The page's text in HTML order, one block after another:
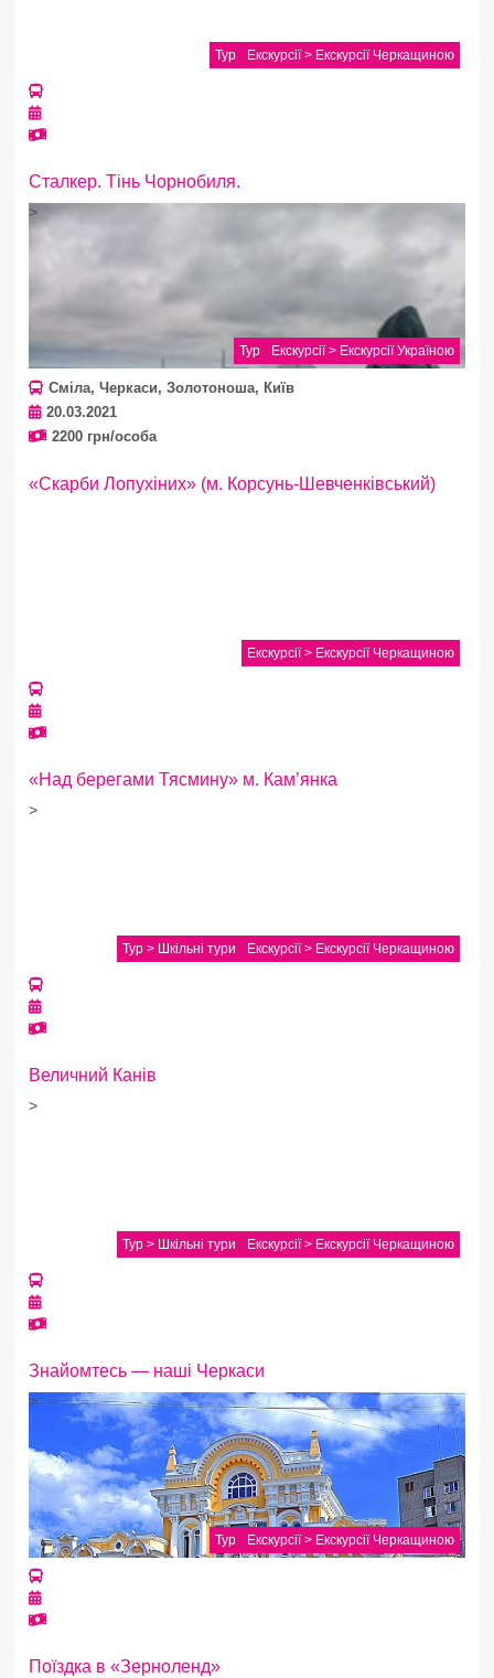
Екскурсії > Екскурсії Черкащиною
Тур
Сталкер. Тінь Чорнобиля.
Екскурсії > Екскурсії Україною
>
Тур
Сміла, Черкаси, Золотоноша, Київ
20.03.2021
2200 грн/особа
«Скарби Лопухіних» (м. Корсунь-Шевченківський)
Екскурсії > Екскурсії Черкащиною
«Над берегами Тясмину» м. Кам’янка
Екскурсії > Екскурсії Черкащиною
>
Тур > Шкільні тури
Величний Канів
Екскурсії > Екскурсії Черкащиною
>
Тур > Шкільні тури
Знайомтесь — наші Черкаси
Екскурсії > Екскурсії Черкащиною
>
Тур
Поїздка в «Зерноленд»